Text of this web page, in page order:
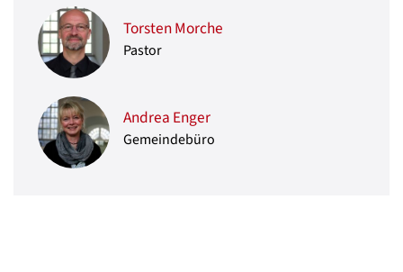
Torsten Morche
Pastor
Andrea Enger
Gemeindebüro